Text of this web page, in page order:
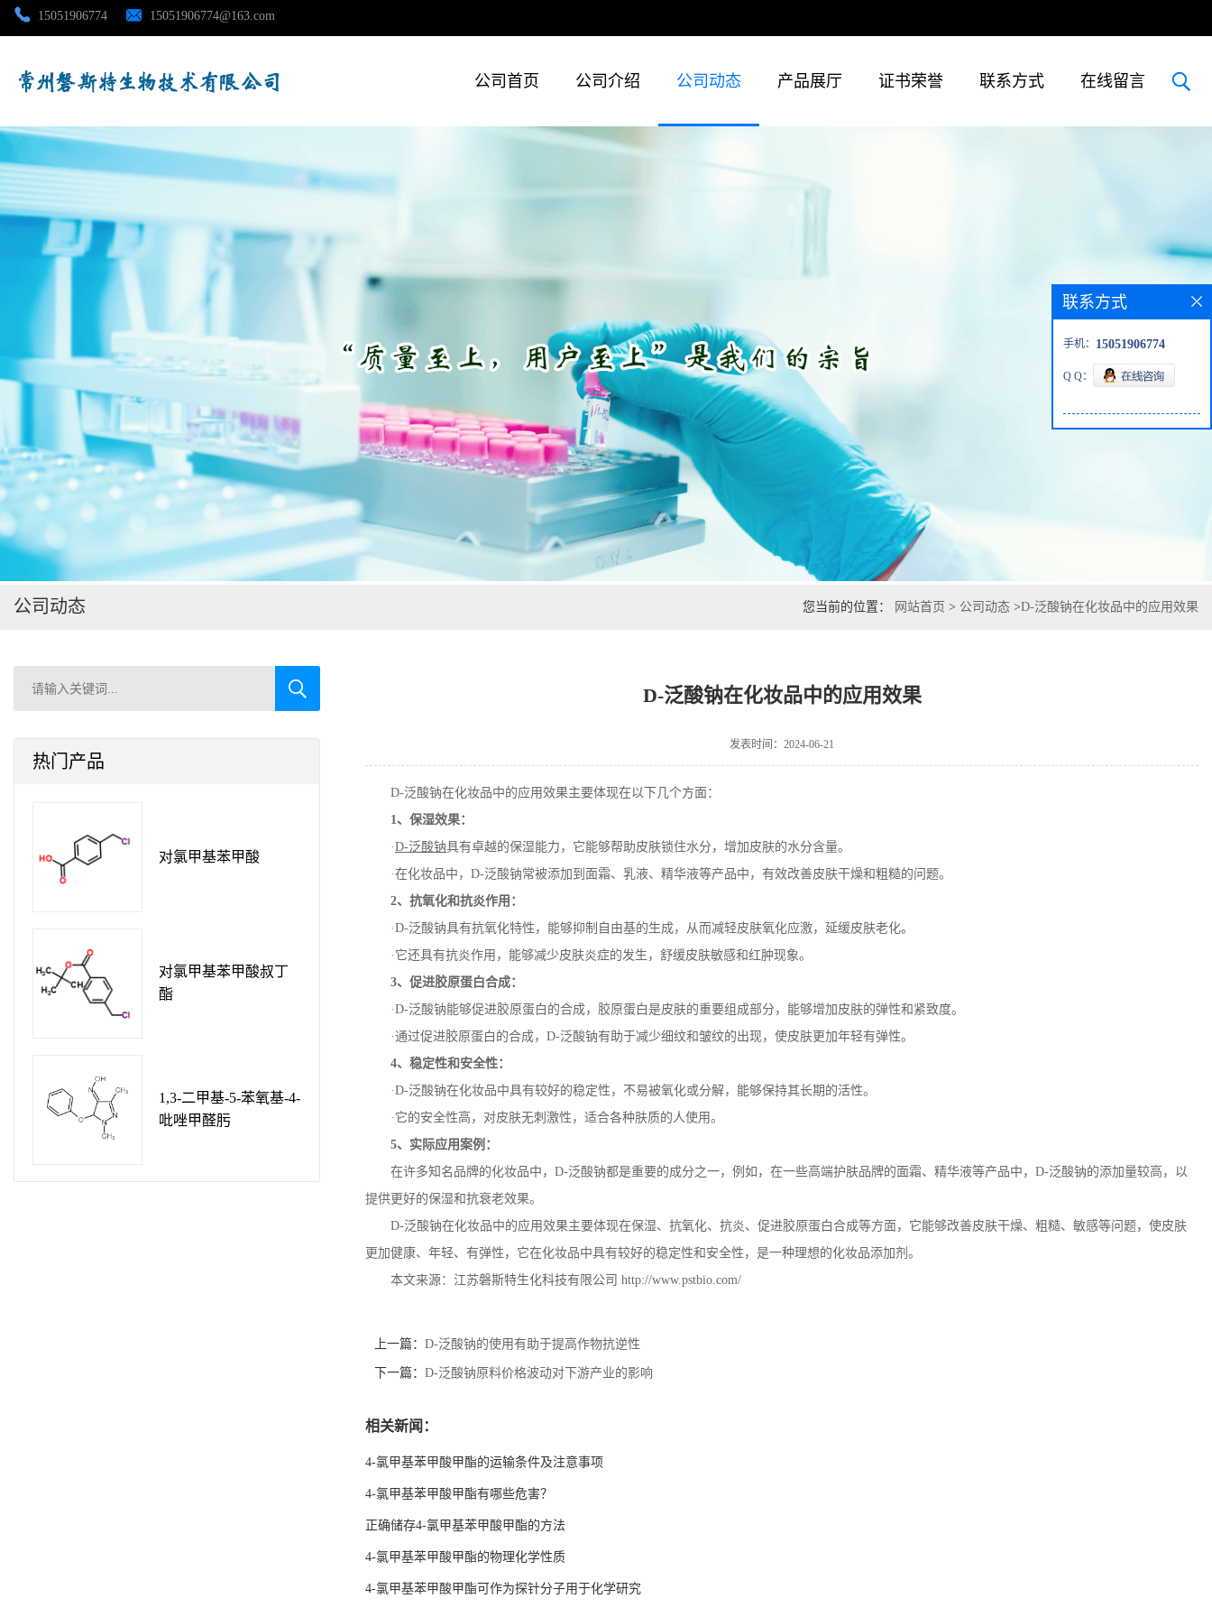
15051906774 15051906774@163.com
公司首页 公司介绍 公司动态 产品展厅 证书荣誉 联系方式 在线留言
公司首页
公司介绍
公司动态
产品展厅
联系方式
公司动态 您当前的位置： 网站首页 > 公司动态 >D-泛酸钠在化妆品中的应用效果
热门产品
对氯甲基苯甲酸
对氯甲基苯甲酸叔丁
酯
1,3-二甲基-5-苯氧基-4-
吡唑甲醛肟
D-泛酸钠在化妆品中的应用效果
发表时间：2024-06-21
D-泛酸钠在化妆品中的应用效果主要体现在以下几个方面：
1、保湿效果：
·D-泛酸钠具有卓越的保湿能力，它能够帮助皮肤锁住水分，增加皮肤的水分含量。
·在化妆品中， D-泛酸钠常被添加到面霜、乳液、精华液等产品中，有效改善皮肤干燥和粗糙的问题。
2、抗氧化和抗炎作用：
·D-泛酸钠具有抗氧化特性，能够抑制自由基的生成，从而减轻皮肤氧化应激，延缓皮肤老化。
·它还具有抗炎作用，能够减少皮肤炎症的发生，舒缓皮肤敏感和红肿现象。
3、促进胶原蛋白合成：
·D-泛酸钠能够促进胶原蛋白的合成，胶原蛋白是皮肤的重要组成部分，能够增加皮肤的弹性和紧致度。
·通过促进胶原蛋白的合成， D-泛酸钠有助于减少细纹和皱纹的出现，使皮肤更加年轻有弹性。
4、稳定性和安全性：
·D-泛酸钠在化妆品中具有较好的稳定性，不易被氧化或分解，能够保持其长期的活性。
·它的安全性高，对皮肤无刺激性，适合各种肤质的人使用。
5、实际应用案例：
在许多知名品牌的化妆品中， D-泛酸钠都是重要的成分之一，例如，在一些高端护肤品牌的面霜、精华液等产品中， D-泛酸钠的添加量较高，以
提供更好的保湿和抗衰老效果。
D-泛酸钠在化妆品中的应用效果主要体现在保湿、抗氧化、抗炎、促进胶原蛋白合成等方面，它能够改善皮肤干燥、粗糙、敏感等问题，使皮肤
更加健康、年轻、有弹性，它在化妆品中具有较好的稳定性和安全性，是一种理想的化妆品添加剂。
本文来源：江苏磐斯特生化科技有限公司 http://www.pstbio.com/
上一篇： D-泛酸钠的使用有助于提高作物抗逆性
下一篇： D-泛酸钠原料价格波动对下游产业的影响
相关新闻：
4-氯甲基苯甲酸甲酯的运输条件及注意事项
4-氯甲基苯甲酸甲酯有哪些危害？
正确储存4-氯甲基苯甲酸甲酯的方法
4-氯甲基苯甲酸甲酯的物理化学性质
4-氯甲基苯甲酸甲酯可作为探针分子用于化学研究
联系方式
手机： 15051906774
Q Q：